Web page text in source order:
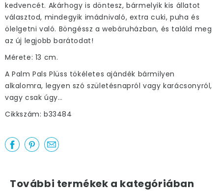
kedvencét. Akárhogy is döntesz, bármelyik kis állatot
választod, mindegyik imádnivaló, extra cuki, puha és
ölelgetni való. Böngéssz a webáruházban, és találd meg
az új legjobb barátodat!
Mérete: 13 cm.
A Palm Pals Plüss tökéletes ajándék bármilyen
alkalomra, legyen szó születésnapról vagy karácsonyról,
vagy csak úgy…
Cikkszám: b33484
További termékek a kategóriában